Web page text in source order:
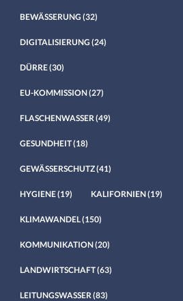
BEWÄSSERUNG (32)
DIGITALISIERUNG (24)
DÜRRE(30)
EU-KOMMISSION(27)
FLASCHENWASSER (49)
GESUNDHEIT(18)
GEWÄSSERSCHUTZ(41)
HYGIENE(19) KALIFORNIEN(19)
KLIMAWANDEL(150)
KOMMUNIKATION(20)
LANDWIRTSCHAFT(63)
LEITUNGSWASSER (83)